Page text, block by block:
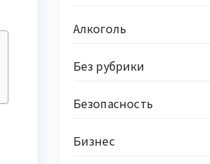
Алкоголь
Без рубрики
Безопасность
Бизнес